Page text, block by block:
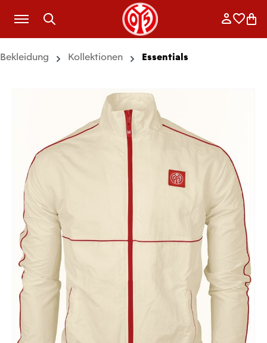
Zum Hauptinhalt springen
Bekleidung Kollektionen Essentials